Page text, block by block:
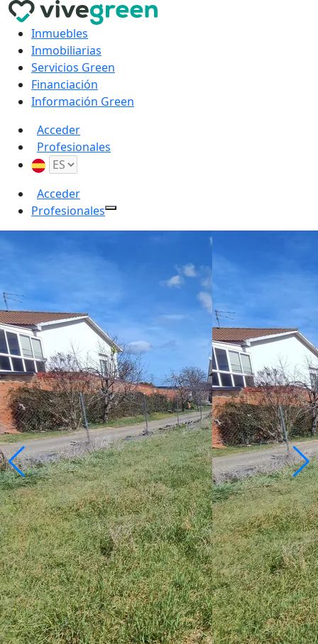
Inmuebles
Inmobiliarias
Servicios Green
Financiación
Información Green
Acceder
Profesionales
Acceder
Profesionales